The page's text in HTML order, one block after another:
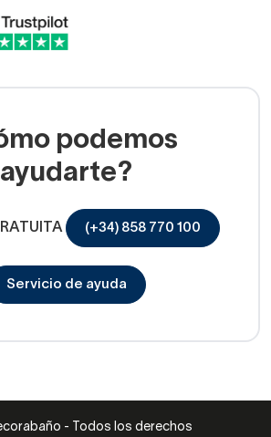
podemos
ayudarte?
(+34) 858 770 100
Servicio de ayuda
- Todos los derechos